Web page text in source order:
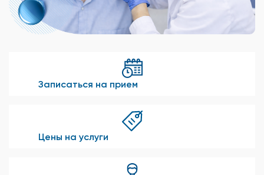
Записаться на прием
Цены на услуги